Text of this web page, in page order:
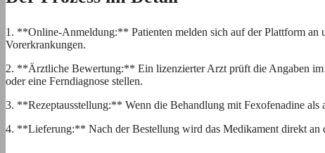
1. **Online-Anmeldung:** Patienten melden sich auf der Plattform an
Vorerkrankungen.
2. **Ärztliche Bewertung:** Ein lizenzierter Arzt prüft die Angaben im
oder eine Ferndiagnose stellen.
3. **Rezeptausstellung:** Wenn die Behandlung mit Fexofenadine als
4. **Lieferung:** Nach der Bestellung wird das Medikament direkt an